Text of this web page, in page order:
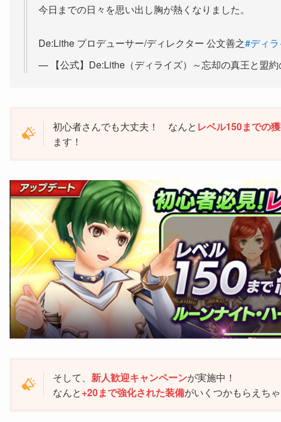
今日までの日々を思い出し胸が熱くなりました。
De:Lithe プロデューサー/ディレクター 公文善之#ディ
— 【公式】De:Lithe（ディライズ）～忘却の真王と盟
初心者さんでも大丈夫！ なんと レベル150までの
ます！
そして、 新人歓迎キャンペーンが実施中！
なんと+20まで強化された装備がいくつかもらえち